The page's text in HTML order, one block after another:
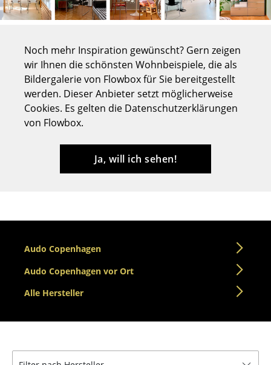
Loungesessel
Freischwinger
Barhocker
Hocker
Bürodrehstühle
Konferenzstühle
... alle Sitzmöbel
Noch mehr Inspiration gewünscht? Gern zeigen
wir Ihnen die schönsten Wohnbeispiele, die als
Bildergalerie von Flowbox für Sie bereitgestellt
werden. Dieser Anbieter setzt möglicherweise
Cookies. Es gelten die Datenschutzerklärungen
von Flowbox.
Ja, will ich sehen!
Audo Copenhagen
Audo Copenhagen vor Ort
Alle Hersteller